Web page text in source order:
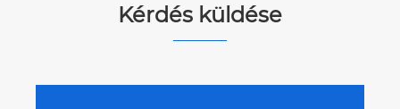
Kérdés küldése